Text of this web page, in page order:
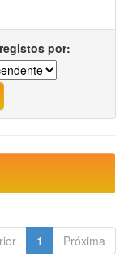
por:
1 Próxima